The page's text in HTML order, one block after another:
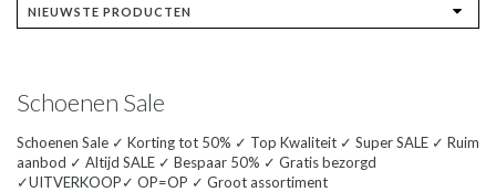
Schoenen Sale
Schoenen Sale ✓ Korting tot 50% ✓ Top Kwaliteit ✓ Super SALE ✓ Ruim
aanbod ✓ Altijd SALE ✓ Bespaar 50% ✓ Gratis bezorgd
✓UITVERKOOP✓ OP=OP ✓ Groot assortiment